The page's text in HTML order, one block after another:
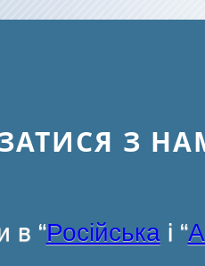
З
в “Російськаі “